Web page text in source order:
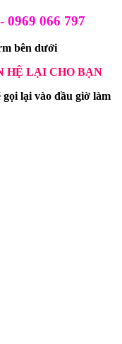
0969 066 797
bên dưới
HỆ LẠI CHO BẠN
gọi lại vào đầu giờ làm